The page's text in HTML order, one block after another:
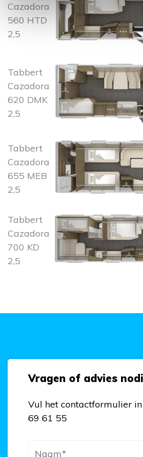
Cazadora
560 HTD
2,5
Tabbert
Cazadora
620 DMK
2,5
Tabbert
Cazadora
655 MEB
2,5
Tabbert
Cazadora
700 KD
2,5
Vragen of advies
Vul het contactformulier
69 61 55